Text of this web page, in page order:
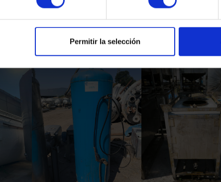
Permitir la selección
Productos Relacionados